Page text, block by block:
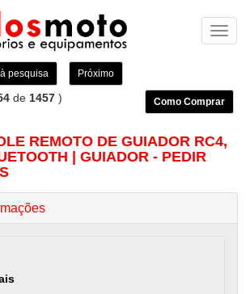
pesquisa Próximo
de 1457 ) Como Comprar
REMOTO DE GUIADOR RC4,
| GUIADOR - PEDIR